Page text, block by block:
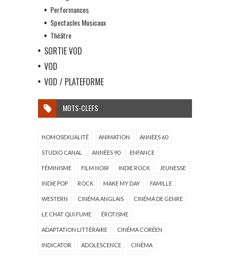
Performances
Spectacles Musicaux
Théâtre
SORTIE VOD
VOD
VOD / PLATEFORME
MOTS-CLEFS
HOMOSEXUALITÉ ANIMATION ANNÉES 60
STUDIO CANAL ANNÉES 90 ENFANCE
FÉMINISME FILM NOIR INDIE ROCK JEUNESSE
INDIE POP ROCK MAKE MY DAY FAMILLE
WESTERN CINÉMA ANGLAIS CINÉMA DE GENRE
LE CHAT QUI FUME ÉROTISME
ADAPTATION LITTÉRAIRE CINÉMA CORÉEN
INDICATOR ADOLESCENCE CINÉMA